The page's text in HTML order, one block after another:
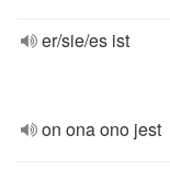
er/sie/es ist
on ona ono jest